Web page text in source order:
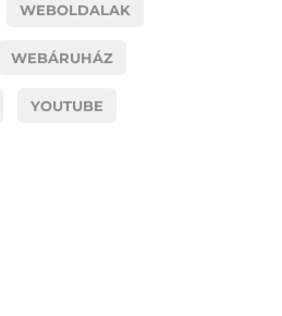
WEBOLDALAK
WEBÁRUHÁZ
YOUTUBE